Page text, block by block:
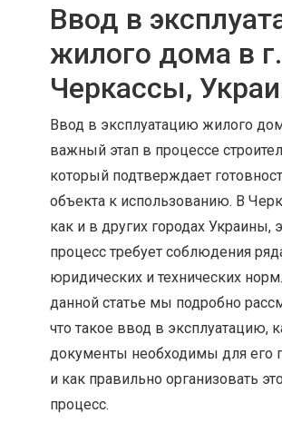
Ввод в
жилого дома в г.
Черкассы,
Ввод в эксплуатацию жилого
важный этап в процессе
который подтверждает
объекта к использованию. В
как и в других городах Украины,
процесс требует соблюдения
юридических и технических
данной статье мы подробно
что такое ввод в эксплуатацию,
документы необходимы для его
и как правильно организовать
процесс.